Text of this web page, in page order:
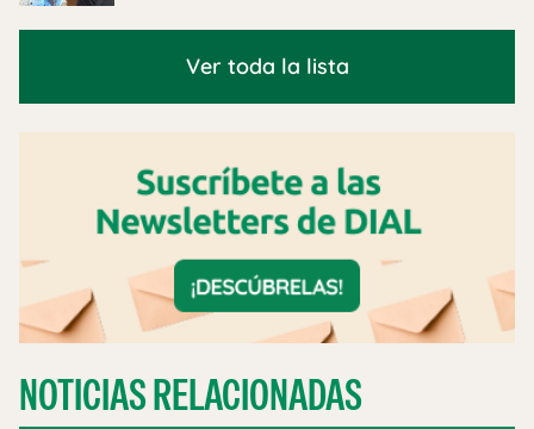
Ver toda la lista
NOTICIAS RELACIONADAS